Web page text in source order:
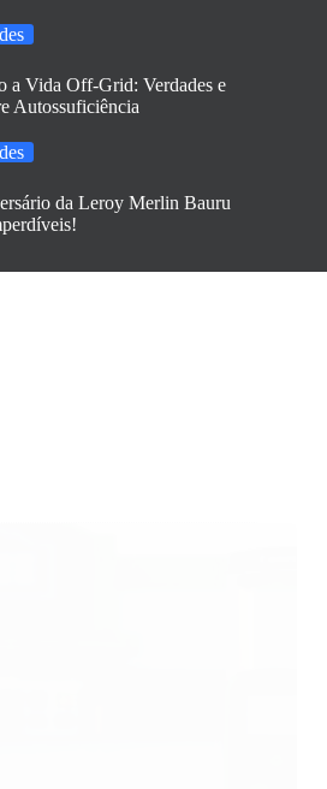
a Vida Off-Grid: Verdades e
Autossuficiência
da Leroy Merlin Bauru